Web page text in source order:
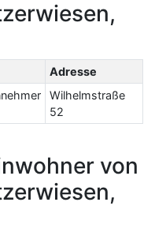
Adresse
Wilhelmstraße
52
von